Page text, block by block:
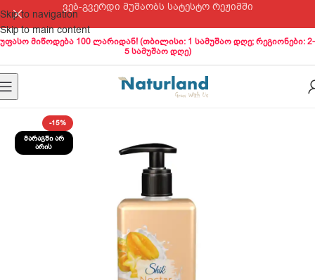
Skip to navigation
Skip to main content
ვებ-გვერდი მუშაობს სატესტო რეჟიმში
უფასო მიწოდება 100 ლარიდან! (თბილისი: 1 სამუშაო დღე; რეგიონები: 2-
5 სამუშაო დღე)
-15%
ᲛᲐᲠᲐᲒᲨᲘ ᲐᲠ
ᲐᲠᲘᲡ